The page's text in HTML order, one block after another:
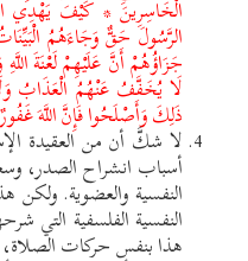
الْخَاسِرِينَ * كَيْفَ يَهْدِي
الرَّسُولَ حَقٌّ وَجَاءَهُمُ
جَزَاؤُهُمْ أَنَّ عَلَيْهِمْ لَعْنَةَ
لَا يُخَفَّفُ عَنْهُمُ الْعَذَابُ
ذَلِكَ وَأَصْلَحُوا فَإِنَّ اللَّهَ غَفُورٌ
لا شكَّ أن من العقيدة
أسباب انشراح الصدر،
النفسية والعضوية. ولكن
النفسية الفلسفية التي
هذا بنفس حركات الصلاة،